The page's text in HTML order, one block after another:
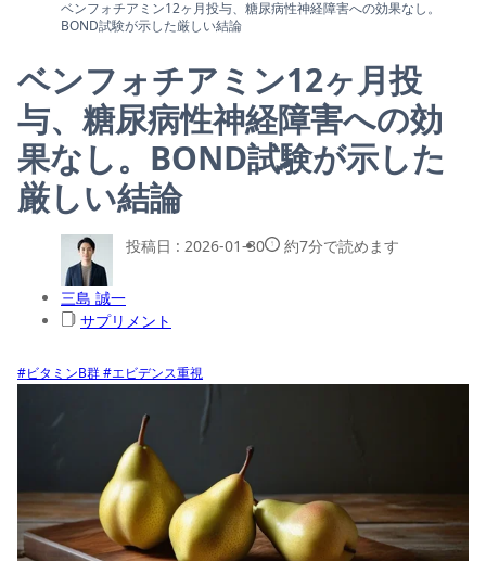
ベンフォチアミン12ヶ月投与、糖尿病性神経障害への効果なし。
BOND試験が示した厳しい結論
ベンフォチアミン12ヶ月投
与、糖尿病性神経障害への効
果なし。BOND試験が示した
厳しい結論
三島 誠一
投稿日 : 2026-01-30 約7分で読めます
サプリメント
#ビタミンB群#エビデンス重視